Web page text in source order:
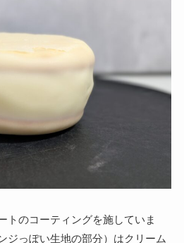
トのコーティングを施していま
ジっぽい生地の部分）はクリーム